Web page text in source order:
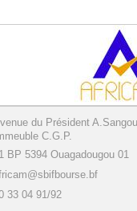
du Président
C.G.P.
BP 5394 Ouagadougou 01
33 04 91/92